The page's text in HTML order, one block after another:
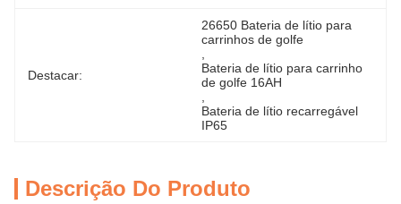
Destacar:
26650 Bateria de lítio para
carrinhos de golfe
Bateria de lítio para carrinho
de golfe 16AH
Bateria de lítio recarregável
IP65
Descrição Do Produto